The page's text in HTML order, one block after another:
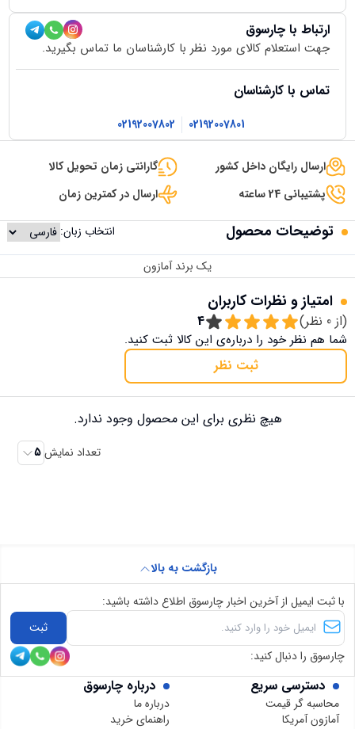
ارتباط با چارسوق
جهت استعلام کالای مورد نظر با کارشناسان ما تماس بگیرید.
تماس با کارشناسان
02192007801
02192007802
ارسال رایگان داخل کشور
گارانتی زمان تحویل کالا
پشتیبانی 24 ساعته
ارسال در کمترین زمان
توضیحات محصول
انتخاب زبان:
یک برند آمازون
امتیاز و نظرات کاربران
(از 0 نظر) 4
شما هم نظر خود را درباره‌ی این کالا ثبت کنید.
ثبت نظر
هیچ نظری برای این محصول وجود ندارد.
تعداد نمایش 5
دسترسی سریع
محاسبه گر قیمت
آمازون آمریکا
درباره چارسوق
درباره ما
راهنمای خرید
بازگشت به بالا
با ثبت ایمیل از آخرین اخبار چارسوق اطلاع داشته باشید:
ثبت
چارسوق را دنبال کنید: